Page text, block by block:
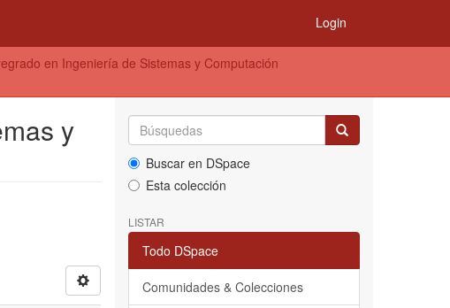
Login
en Ingeniería de Sistemas y Computación
y
Buscar en DSpace
Esta colección
LISTAR
Todo DSpace
Comunidades & Colecciones